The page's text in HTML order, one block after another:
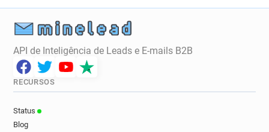
API de Inteligência de Leads e E-mails B2B
RECURSOS
Status
Blog